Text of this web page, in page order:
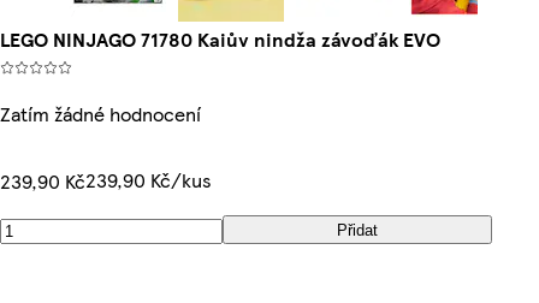
LEGO NINJAGO 71780 Kaiův nindža závoďák EVO
Zatím žádné hodnocení
239,90 Kč239,90 Kč/kus
Přidat